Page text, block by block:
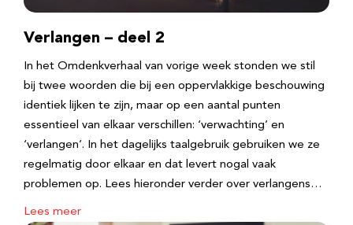
Verlangen – deel 2
In het Omdenkverhaal van vorige week stonden we stil
bij twee woorden die bij een oppervlakkige beschouwing
identiek lijken te zijn, maar op een aantal punten
essentieel van elkaar verschillen: ‘verwachting’ en
‘verlangen’. In het dagelijks taalgebruik gebruiken we ze
regelmatig door elkaar en dat levert nogal vaak
problemen op. Lees hieronder verder over verlangens…
Lees meer